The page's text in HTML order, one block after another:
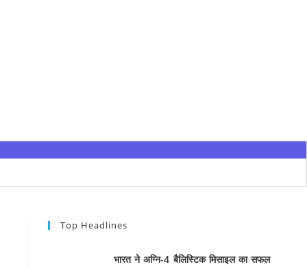
Top Headlines
भारत ने अग्नि-4 बैलिस्टिक मिसाइल का सफल